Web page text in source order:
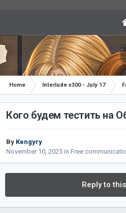
Home Interlude x300 - July 17
Кого будем тестить на
By Kengyry
November 10, 2025 in Free
Reply to